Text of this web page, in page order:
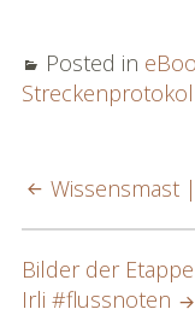
Posted in
POST
NAVIGATION
Wissensmast
Bilder der
Irli #flussnoten